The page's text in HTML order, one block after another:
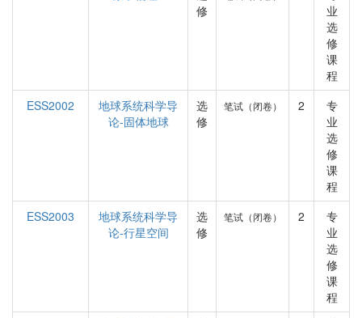
修
业
选
修
课
程
ESS2002
地球系统科学导
论-固体地球
选
修
笔试（闭卷） 2
专
业
选
修
课
程
ESS2003
地球系统科学导
论-行星空间
选
修
笔试（闭卷） 2
专
业
选
修
课
程